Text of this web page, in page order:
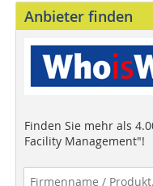
Anbieter finden
Finden Sie mehr als
Facility Management"!